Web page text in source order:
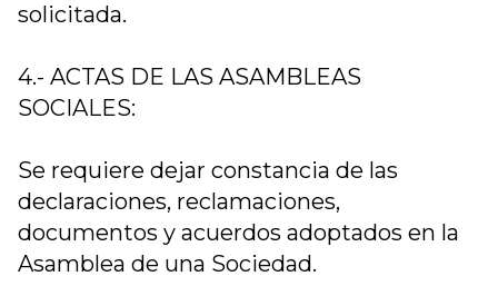
solicitada.
4.- ACTAS DE LAS ASAMBLEAS
SOCIALES:
Se requiere dejar constancia de las
declaraciones, reclamaciones,
documentos y acuerdos adoptados en la
Asamblea de una Sociedad.